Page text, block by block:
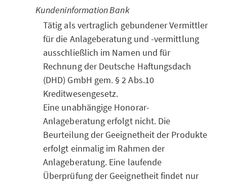
Kundeninformation Bank
Tätig als vertraglich gebundener Vermittler
für die Anlageberatung und -vermittlung
ausschließlich im Namen und für
Rechnung der Deutsche Haftungsdach
(DHD) GmbH gem. § 2 Abs.10
Kreditwesengesetz.
Eine unabhängige Honorar-
Anlageberatung erfolgt nicht. Die
Beurteilung der Geeignetheit der Produkte
erfolgt einmalig im Rahmen der
Anlageberatung. Eine laufende
Überprüfung der Geeignetheit findet nur